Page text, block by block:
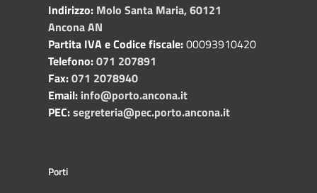
Indirizzo: Molo Santa Maria, 60121
Ancona AN
Partita IVA e Codice fiscale:00093910420
Telefono:071 207891
Fax:071 2078940
Email: info@porto.ancona.it
PEC:segreteria@pec.porto.ancona.it
Porti